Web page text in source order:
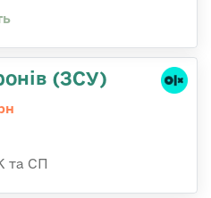
(ЗСУ)
та СП